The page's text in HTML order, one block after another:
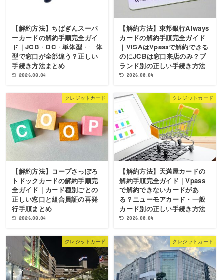
【解約方法】ちばぎんスーパ
ーカードの解約手順完全ガイ
ド｜JCB・DC・単体型・一体
型で窓口が全部違う？正しい
手続き方法まとめ
2026.08.04
【解約方法】東邦銀行Always
カードの解約手順完全ガイド
｜VISAはVpassで解約できる
のにJCBは窓口来店のみ？ブ
ランド別の正しい手続き方法
2026.08.04
クレジットカード
【解約方法】コープさっぽろ
トドックカードの解約手順完
全ガイド｜カード種別ごとの
正しい窓口と組合員証の再発
行手順まとめ
2026.08.04
クレジットカード
【解約方法】天満屋カードの
解約手順完全ガイド｜Vpass
で解約できないカードがあ
る？ニューモアカード・一般
カード別の正しい手続き方法
2026.08.04
クレジットカード クレジットカード